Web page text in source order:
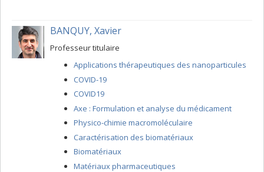
BANQUY, Xavier
Professeur titulaire
Applications thérapeutiques des nanoparticules
COVID-19
COVID19
Axe : Formulation et analyse du médicament
Physico-chimie macromoléculaire
Caractérisation des biomatériaux
Biomatériaux
Matériaux pharmaceutiques